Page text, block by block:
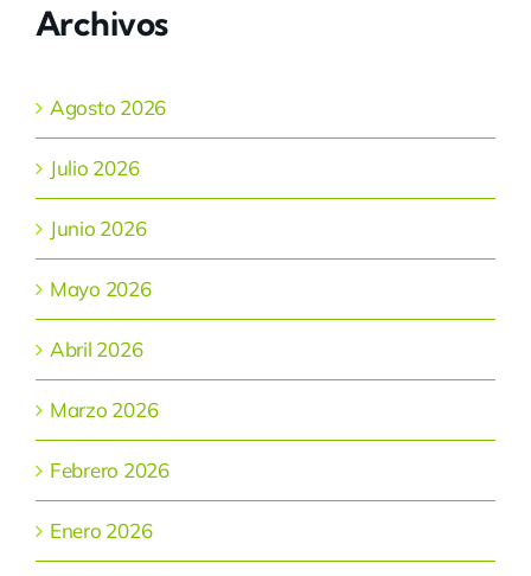
Archivos
Agosto 2026
Julio 2026
Junio 2026
Mayo 2026
Abril 2026
Marzo 2026
Febrero 2026
Enero 2026